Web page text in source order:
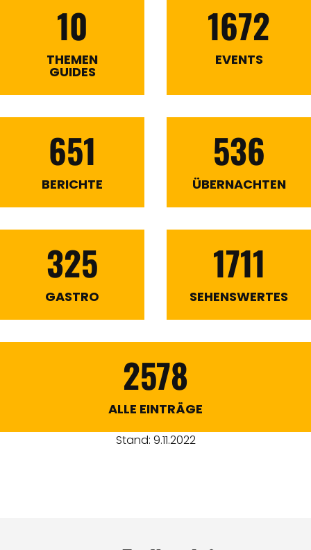
10
THEMEN
GUIDES
1672
EVENTS
651
BERICHTE
536
ÜBERNACHTEN
325
GASTRO
1711
SEHENSWERTES
2578
ALLE EINTRÄGE
Stand: 9.11.2022